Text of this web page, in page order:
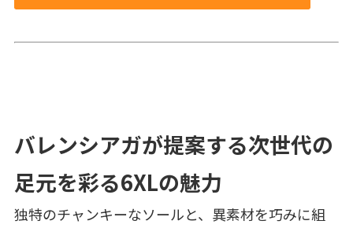
バレンシアガが提案する次世代の
足元を彩る6XLの魅力
独特のチャンキーなソールと、異素材を巧みに組